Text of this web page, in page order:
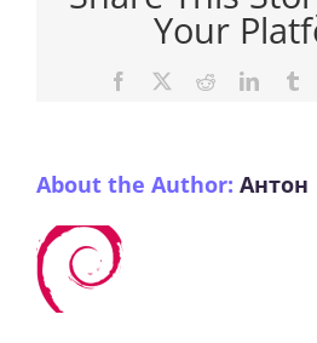
Your
Facebook RedditLinkedIn
About the Author: Антон